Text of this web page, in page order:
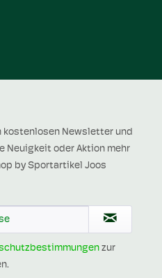
kostenlosen Newsletter und
Neuigkeit oder Aktion mehr
by Sportartikel Joos
zur